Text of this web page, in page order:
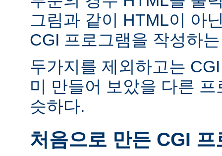
그림과 같이 HTML이 아
CGI 프로그램을 작성하
두가지를 제외하고는
미 만들어 보았을 다른
슷하다.
처음으로 만든 CGI 프